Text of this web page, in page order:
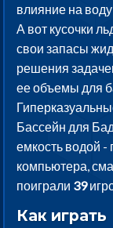
влияние на
А вот кусочки
свои запасы
решения
ее объемы для
Бассейн для
емкость водой -
компьютера,
поиграли 39
Как играть